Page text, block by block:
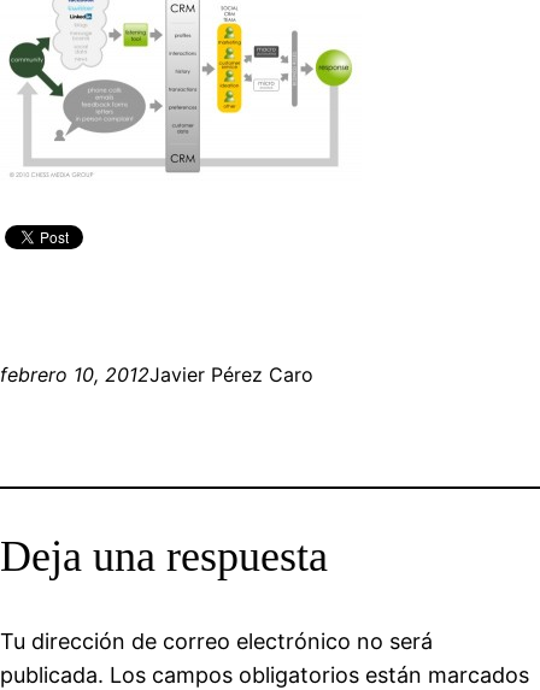
febrero 10, 2012Javier Pérez Caro
Deja una respuesta
Tu dirección de correo electrónico no será
publicada. Los campos obligatorios están marcados